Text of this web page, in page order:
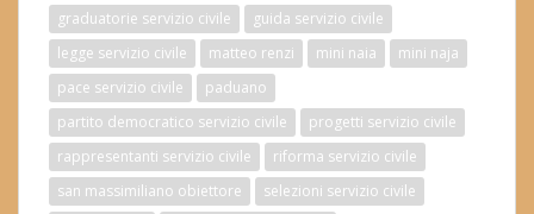
graduatorie servizio civile
guida servizio civile
legge servizio civile
matteo renzi mini naia
mini naja
pace servizio civile
paduano
partito democratico servizio civile
progetti servizio civile
rappresentanti servizio civile
riforma servizio civile
san massimiliano obiettore
selezioni servizio civile